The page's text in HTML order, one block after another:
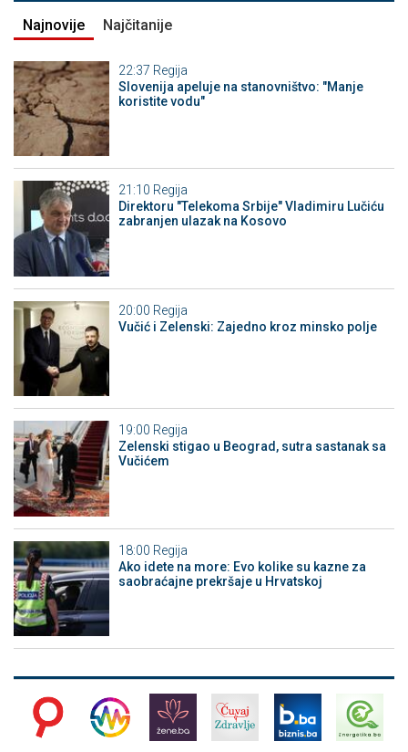
Najnovije Najčitanije
22:37 Regija
Slovenija apeluje na stanovništvo: "Manje
koristite vodu"
21:10 Regija
Direktoru "Telekoma Srbije" Vladimiru Lučiću
zabranjen ulazak na Kosovo
20:00 Regija
Vučić i Zelenski: Zajedno kroz minsko polje
19:00 Regija
Zelenski stigao u Beograd, sutra sastanak sa
Vučićem
18:00 Regija
Ako idete na more: Evo kolike su kazne za
saobraćajne prekršaje u Hrvatskoj